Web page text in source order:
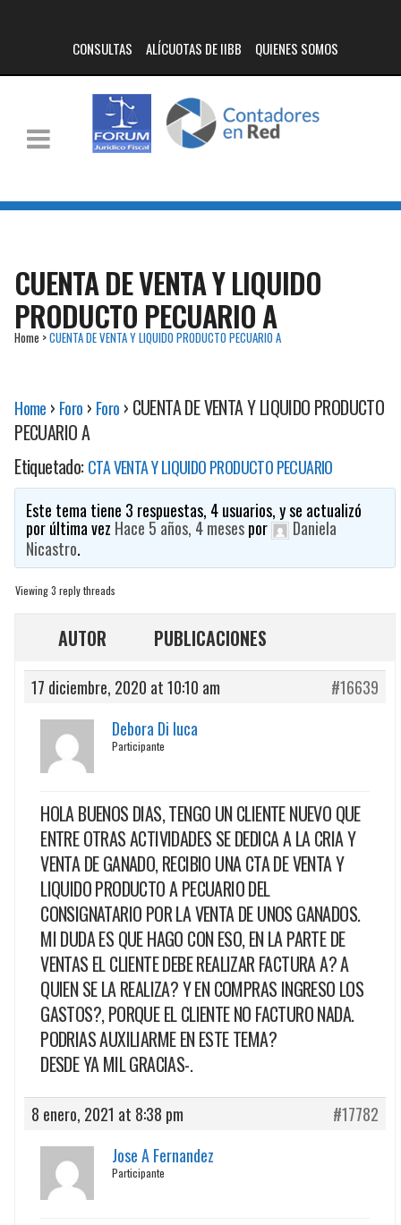
CONSULTAS ALÍCUOTAS DE IIBB QUIENES SOMOS
CUENTA DE VENTA Y LIQUIDO
PRODUCTO PECUARIO A
Home >CUENTA DE VENTA Y LIQUIDO PRODUCTO PECUARIO A
Home › Foro › Foro › CUENTA DE VENTA Y LIQUIDO PRODUCTO
PECUARIO A
Etiquetado:CTA VENTA Y LIQUIDO PRODUCTO PECUARIO
Este tema tiene 3 respuestas, 4 usuarios, y se actualizó
por última vez Hace 5 años, 4 mesespor
Daniela
Nicastro.
Viewing 3 reply threads
AUTOR PUBLICACIONES
17 diciembre, 2020 at 10:10 am
#16639
Debora Di luca
Participante
HOLA BUENOS DIAS, TENGO UN CLIENTE NUEVO QUE
ENTRE OTRAS ACTIVIDADES SE DEDICA A LA CRIA Y
VENTA DE GANADO, RECIBIO UNA CTA DE VENTA Y
LIQUIDO PRODUCTO A PECUARIO DEL
CONSIGNATARIO POR LA VENTA DE UNOS GANADOS.
MI DUDA ES QUE HAGO CON ESO, EN LA PARTE DE
VENTAS EL CLIENTE DEBE REALIZAR FACTURA A? A
QUIEN SE LA REALIZA? Y EN COMPRAS INGRESO LOS
GASTOS?, PORQUE EL CLIENTE NO FACTURO NADA.
PODRIAS AUXILIARME EN ESTE TEMA?
DESDE YA MIL GRACIAS-.
8 enero, 2021 at 8:38 pm
#17782
Jose A Fernandez
Participante